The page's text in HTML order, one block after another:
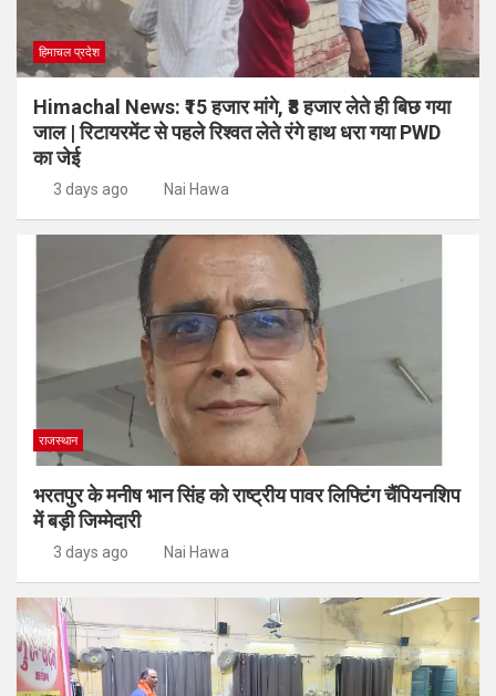
हिमाचल प्रदेश
Himachal News: ₹15 हजार मांगे, ₹8 हजार लेते ही बिछ गया
जाल | रिटायरमेंट से पहले रिश्वत लेते रंगे हाथ धरा गया PWD
का जेई
3 days ago Nai Hawa
राजस्थान
भरतपुर के मनीष भान सिंह को राष्ट्रीय पावर लिफ्टिंग चैंपियनशिप
में बड़ी जिम्मेदारी
3 days ago Nai Hawa